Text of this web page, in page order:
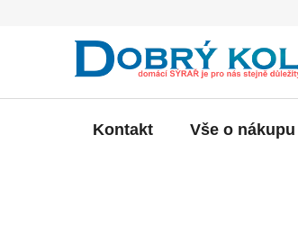
Kontakt Vše o nákupu